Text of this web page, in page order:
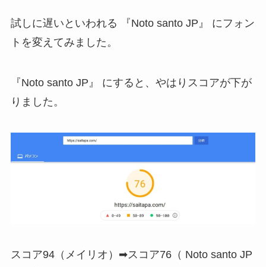
試しに遅いといわれる 『Noto santo JP』 にフォン
トを変えてみました。
『Noto santo JP』 にすると、やはりスコアが下が
りました。
スコア94（メイリオ）➡スコア76（ Noto santo JP